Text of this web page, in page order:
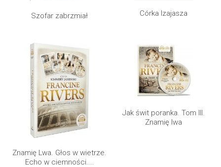
Szofar zabrzmiał Córka Izajasza
Znamię Lwa. Głos w wietrze.
Echo w ciemności....
Jak świt poranka. Tom III.
Znamię lwa